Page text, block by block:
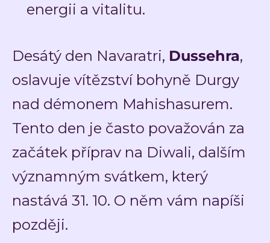
energii a vitalitu.
Desátý den Navaratri, Dussehra,
oslavuje vítězství bohyně Durgy
nad démonem Mahishasurem.
Tento den je často považován za
začátek příprav na Diwali, dalším
významným svátkem, který
nastává 31. 10. O něm vám napíši
později.